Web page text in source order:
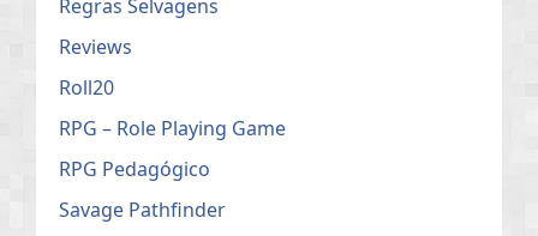
Regras Selvagens
Reviews
Roll20
RPG – Role Playing Game
RPG Pedagógico
Savage Pathfinder